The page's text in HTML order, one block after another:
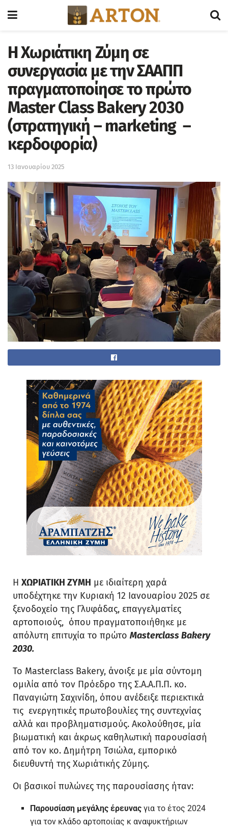
Η Χωριάτικη Ζύμη σε
συνεργασία με την ΣΑΑΠΠ
πραγματοποίησε το πρώτο
Master Class Bakery 2030
(στρατηγική – marketing –
κερδοφορία)
13 Ιανουαρίου 2025
Η ΧΩΡΙΑΤΙΚΗ ΖΥΜΗ με ιδιαίτερη χαρά
υποδέχτηκε την Κυριακή 12 Ιανουαρίου 2025 σε
ξενοδοχείο της Γλυφάδας, επαγγελματίες
αρτοποιούς, όπου πραγματοποιήθηκε με
απόλυτη επιτυχία το πρώτο Masterclass Bakery
2030.
Το Masterclass Bakery, άνοιξε με μία σύντομη
ομιλία από τον Πρόεδρο της Σ.Α.Α.Π.Π. κο.
Παναγιώτη Σαχινίδη, όπου ανέδειξε περιεκτικά
τις ενεργητικές πρωτοβουλίες της συντεχνίας
αλλά και προβληματισμούς. Ακολούθησε, μία
βιωματική και άκρως καθηλωτική παρουσίασή
από τον κο. Δημήτρη Τσιώλα, εμπορικό
διευθυντή της Χωριάτικής Ζύμης.
Οι βασικοί πυλώνες της παρουσίασης ήταν:
Παρουσίαση μεγάλης έρευνας για το έτος 2024
για τον κλάδο αρτοποιίας κ αναψυκτήριων